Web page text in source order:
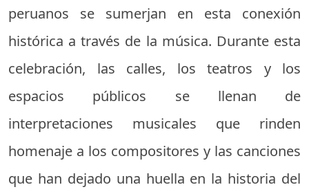
peruanos se sumerjan en esta conexión
histórica a través de la música. Durante esta
celebración, las calles, los teatros y los
espacios públicos se llenan de
interpretaciones musicales que rinden
homenaje a los compositores y las canciones
que han dejado una huella en la historia del